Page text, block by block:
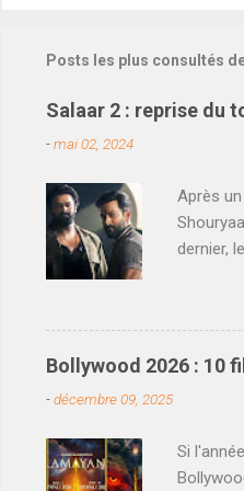
Posts les plus consultés
Salaar 2 : reprise du
-mai 02, 2024
Après
dernier,
Nord
les
en
Bollywood 2026 : 10
-décembre 09, 2025
Si